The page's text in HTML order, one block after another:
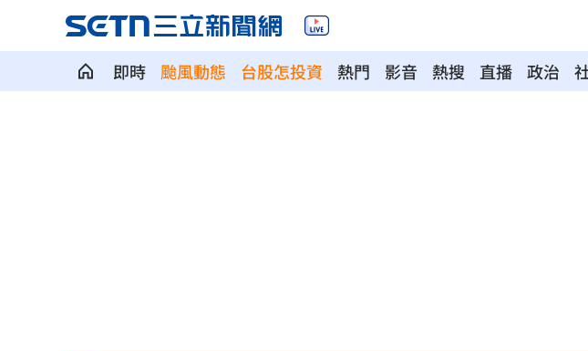
即時 颱風動態 台股怎投資 熱門 影音 熱搜 直播 政治